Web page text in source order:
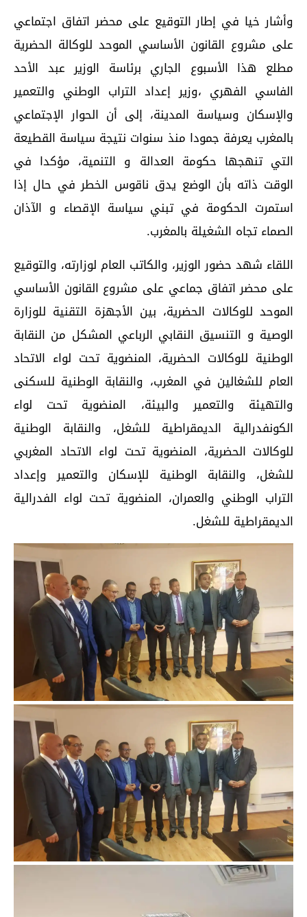
وأشار خيا في إطار التوقيع على محضر اتفاق اجتماعي
على مشروع القانون الأساسي الموحد للوكالة الحضرية
مطلع هذا الأسبوع الجاري برئاسة الوزير عبد الأحد
الفاسي الفهري ،وزير إعداد التراب الوطني والتعمير
والإسكان وسياسة المدينة، إلى أن الحوار الإجتماعي
بالمغرب يعرفة جمودا منذ سنوات نتيجة سياسة القطيعة
التي تنهجها حكومة العدالة و التنمية، مؤكدا في
الوقت ذاته بأن الوضع يدق ناقوس الخطر في حال إذا
استمرت الحكومة في تبني سياسة الإقصاء و الآذان
الصماء تجاه الشغيلة بالمغرب.
اللقاء شهد حضور الوزير، والكاتب العام لوزارته، والتوقيع
على محضر اتفاق جماعي على مشروع القانون الأساسي
الموحد للوكالات الحضرية، بين الأجهزة التقنية للوزارة
الوصية و التنسيق النقابي الرباعي المشكل من النقابة
الوطنية للوكالات الحضرية، المنضوية تحت لواء الاتحاد
العام للشغالين في المغرب، والنقابة الوطنية للسكنى
والتهيئة والتعمير والبيئة، المنضوية تحت لواء
الكونفدرالية الديمقراطية للشغل، والنقابة الوطنية
للوكالات الحضرية، المنضوية تحت لواء الاتحاد المغربي
للشغل، والنقابة الوطنية للإسكان والتعمير وإعداد
التراب الوطني والعمران، المنضوية تحت لواء الفدرالية
الديمقراطية للشغل.